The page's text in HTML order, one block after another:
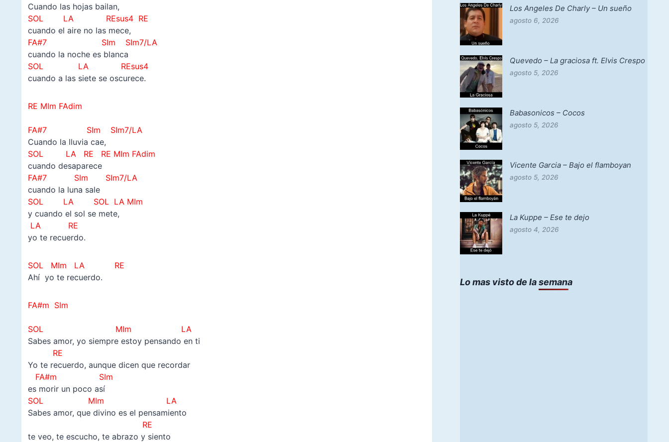
Cuando las hojas bailan,
SOL LA REsus4 RE
cuando el aire no las mece,
FA#7 SIm SIm7/LA
cuando la noche es blanca
SOL LA REsus4
cuando a las siete se oscurece.
RE MIm FAdim
FA#7 SIm SIm7/LA
Cuando la lluvia cae,
SOL LA RE RE MIm FAdim
cuando desaparece
FA#7 SIm
SIm7/LA
cuando la luna sale
SOL LA SOL LA MIm
y cuando el sol se mete,
LA RE
yo te recuerdo.
SOL MIm LA RE
Ahí yo te recuerdo.
FA#m SIm
SOL MIm LA
Sabes amor, yo siempre estoy pensando en ti
RE
Yo te recuerdo, aunque dicen que recordar
FA#m SIm
es morir un poco así
SOL MIm LA
Sabes amor, que divino es el pensamiento
RE
te veo, te escucho, te abrazo y siento
Los Angeles De Charly – Un sueño
agosto 6, 2026
Quevedo – La graciosa ft. Elvis Crespo
agosto 5, 2026
Babasonicos – Cocos
agosto 5, 2026
Vicente Garcia – Bajo el flamboyan
agosto 5, 2026
La Kuppe – Ese te dejo
agosto 4, 2026
Lo mas visto de la semana